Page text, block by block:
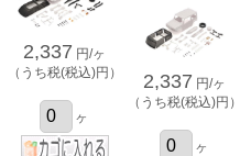
2,337 円/ヶ
（うち税(税込)円）
ヶ
2,337 円/ヶ
（うち税(税込)円）
ヶ